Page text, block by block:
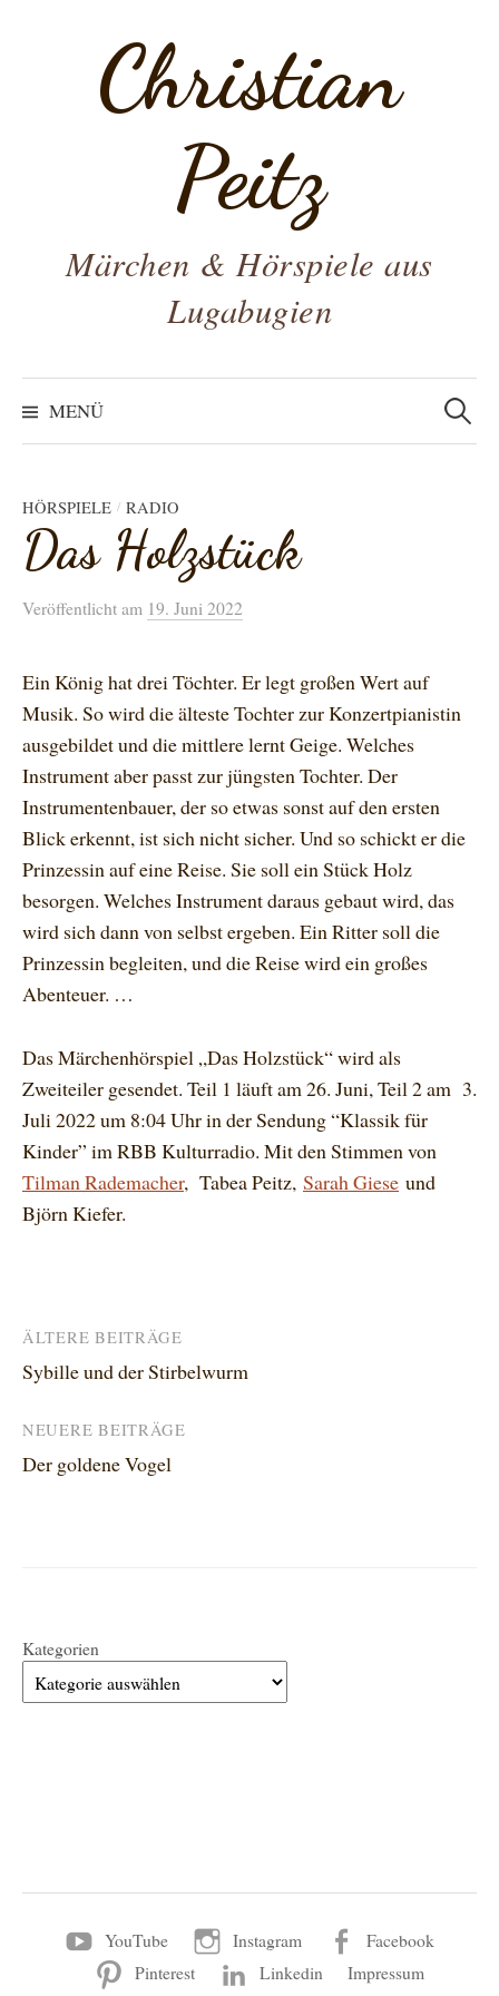
überspringenChristian
Peitz
Märchen & Hörspiele aus
Lugabugien
MENÜ
Suchen
nach:
HÖRSPIELE / RADIO
Das Holzstück
Veröffentlichtam 19. Juni 2022
Ein König hat drei Töchter. Er legt großen Wert auf
Musik. So wird die älteste Tochter zur Konzertpianistin
ausgebildet und die mittlere lernt Geige. Welches
Instrument aber passt zur jüngsten Tochter. Der
Instrumentenbauer, der so etwas sonst auf den ersten
Blick erkennt, ist sich nicht sicher. Und so schickt er die
Prinzessin auf eine Reise. Sie soll ein Stück Holz
besorgen. Welches Instrument daraus gebaut wird, das
wird sich dann von selbst ergeben. Ein Ritter soll die
Prinzessin begleiten, und die Reise wird ein großes
Abenteuer. …
Das Märchenhörspiel „Das Holzstück“ wird als
Zweiteiler gesendet. Teil 1 läuft am 26. Juni, Teil 2 am 3.
Juli 2022 um 8:04 Uhr in der Sendung “Klassik für
Kinder” im RBB Kulturradio. Mit den Stimmen von
Tilman Rademacher, Tabea Peitz, Sarah Giese und
Björn Kiefer.
Beitragsnavigation
ÄLTERE BEITRÄGE
Sybille und der Stirbelwurm
NEUERE BEITRÄGE
Der goldene Vogel
Kategorien
YouTube Instagram
Facebook
Pinterest
Linkedin Impressum